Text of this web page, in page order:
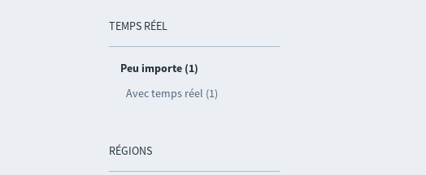
TEMPS RÉEL
Peu importe (1)
Avec temps réel (1)
RÉGIONS